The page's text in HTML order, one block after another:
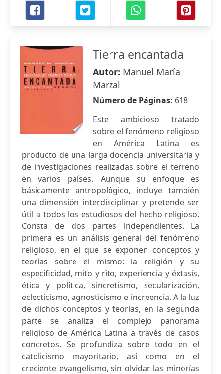
Tierra encantada
Autor: Manuel María
Marzal
Número de Páginas: 618
Este ambicioso tratado
sobre el fenómeno religioso
en América Latina es
producto de una larga docencia universitaria y
de investigaciones realizadas sobre el terreno
en varios países. Aunque su enfoque es
básicamente antropológico, incluye también
una dimensión interdisciplinar y pretende ser
útil a todos los estudiosos del hecho religioso.
Consta de dos partes independientes. La
primera es un análisis general del fenómeno
religioso, en el que se exponen conceptos y
teorías sobre el mismo: la religión y su
especificidad, mito y rito, experiencia y éxtasis,
ética y política, sincretismo, secularización,
eclecticismo, agnosticismo e increencia. A la luz
de dichos conceptos y teorías, en la segunda
parte se analiza el complejo panorama
religioso de América Latina a través de casos
concretos. Se profundiza sobre todo en el
catolicismo mayoritario, así como en el
creciente evangelismo, sin olvidar las minorías